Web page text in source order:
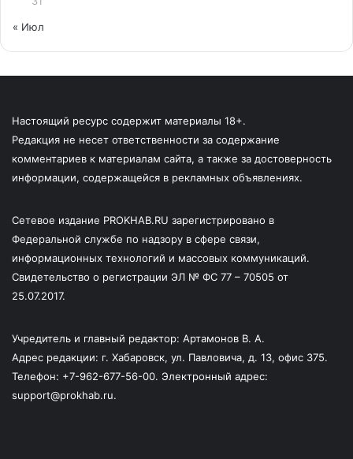
« Июл
Настоящий ресурс содержит материалы 18+.
Редакция не несет ответственности за содержание
комментариев к материалам сайта, а также за достоверность
информации, содержащейся в рекламных объявлениях.
Сетевое издание PROKHAB.RU зарегистрировано в
Федеральной службе по надзору в сфере связи,
информационных технологий и массовых коммуникаций.
Свидетельство о регистрации ЭЛ № ФС 77 – 70505 от
25.07.2017.
Учредитель и главный редактор: Артамонов В. А.
Адрес редакции: г. Хабаровск, ул. Павловича, д. 13, офис 375.
Телефон: +7-962-677-56-00. Электронный адрес:
support@prokhab.ru.